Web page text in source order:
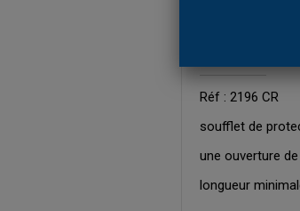
Réf : 2196 CR
soufflet de
une ouverture
longueur